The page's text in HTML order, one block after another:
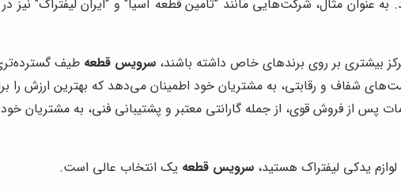
به عنوان مثال، شرکت‌هایی مانند "تامین قطعه آسیا" و "ایران لیفتراک" نیز
بیشتری بر روی برندهای خاص داشته باشند، سرویس قطعه طیف
شفاف و رقابتی، به مشتریان خود اطمینان می‌دهد که بهترین ارزش را
پس از فروش قوی، از جمله گارانتی معتبر و پشتیبانی فنی، به مشتریان
یدکی لیفتراک هستید، سرویس قطعه یک انتخاب عالی است.